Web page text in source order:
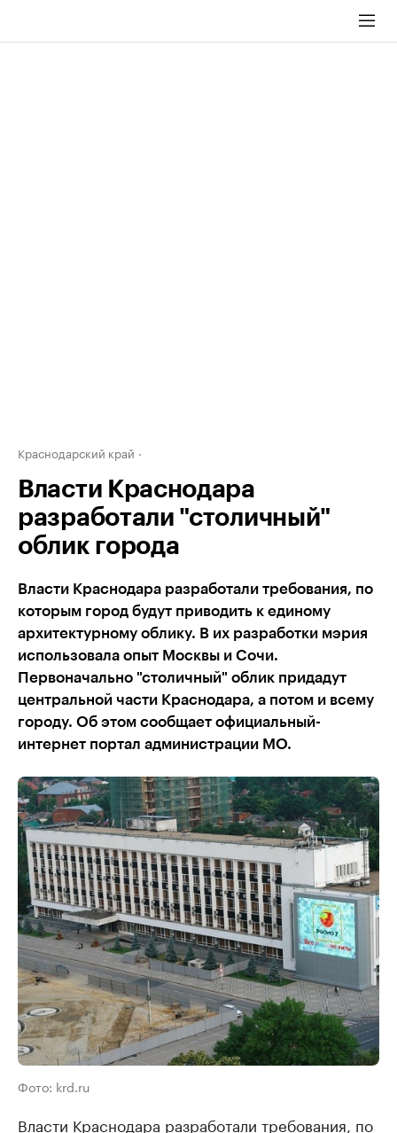
Краснодарский край
Власти Краснодара
разработали "столичный"
облик города
Власти Краснодара разработали требования, по
которым город будут приводить к единому
архитектурному облику. В их разработки мэрия
использовала опыт Москвы и Сочи.
Первоначально "столичный" облик придадут
центральной части Краснодара, а потом и всему
городу. Об этом сообщает официальный-
интернет портал администрации МО.
Фото: krd.ru
Власти Краснодара разработали требования, по